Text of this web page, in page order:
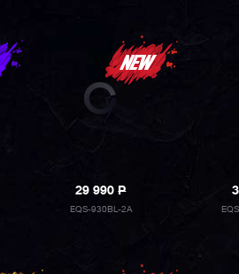
29 990P
EQS-930BL-2A